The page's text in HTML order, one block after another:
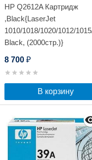
HP Q2612A Картридж
,Black{LaserJet
1010/1018/1020/1012/
Black, (2000стр.)}
8 700 ₽
В корзину